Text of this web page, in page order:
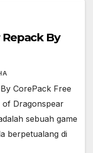
By
CorePack Free
of Dragonspear
sebuah game
berpetualang di